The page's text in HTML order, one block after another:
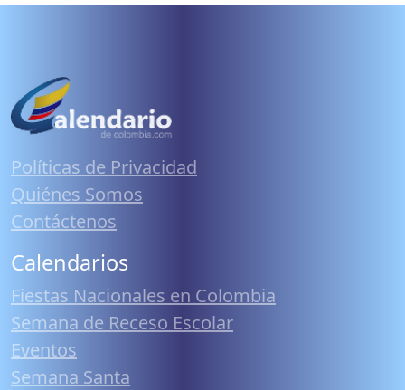
Políticas de Privacidad
Quiénes Somos
Contáctenos
Calendarios
Fiestas Nacionales en Colombia
Semana de Receso Escolar
Eventos
Semana Santa